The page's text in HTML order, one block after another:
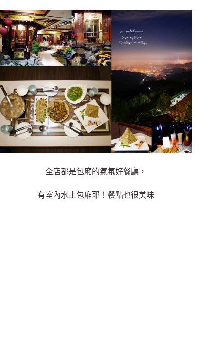
全店都是包廂的氣氛好餐廳，
有室內水上包廂耶！餐點也很美味